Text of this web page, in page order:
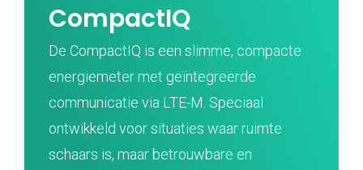
CompactIQ
De CompactIQ is een slimme, compacte
energiemeter met geïntegreerde
communicatie via LTE-M. Speciaal
ontwikkeld voor situaties waar ruimte
schaars is, maar betrouwbare en